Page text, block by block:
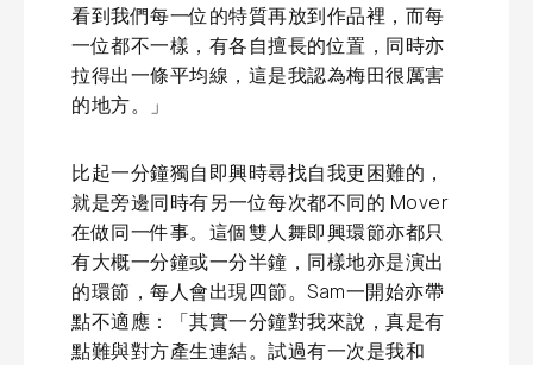
看到我們每一位的特質再放到作品裡，而每
一位都不一樣，有各自擅長的位置，同時亦
拉得出一條平均線，這是我認為梅田很厲害
的地方。」
比起一分鐘獨自即興時尋找自我更困難的，
就是旁邊同時有另一位每次都不同的 Mover
在做同一件事。這個雙人舞即興環節亦都只
有大概一分鐘或一分半鐘，同樣地亦是演出
的環節，每人會出現四節。Sam一開始亦帶
點不適應：「其實一分鐘對我來說，真是有
點難與對方產生連結。試過有一次是我和